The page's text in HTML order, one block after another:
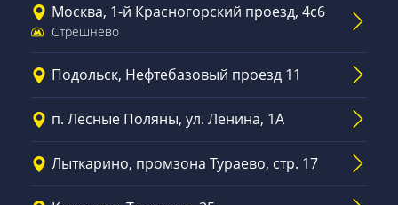
Москва, 1-й Красногорский проезд, 4с6
Стрешнево
Подольск, Нефтебазовый проезд 11
п. Лесные Поляны, ул. Ленина, 1А
Лыткарино, промзона Тураево, стр. 17